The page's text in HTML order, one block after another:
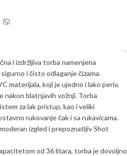
i izdržljiva torba namenjena
i čisto odlaganje čizama.
materijala, koji je ujedno i lako periv,
nakon blatnjavih vožnji. Torba
za lak pristup, kao i veliki
rukovanje čak i sa rukavicama.
izgled i prepoznatljiv Shot
od 36 litara, torba je dovoljno